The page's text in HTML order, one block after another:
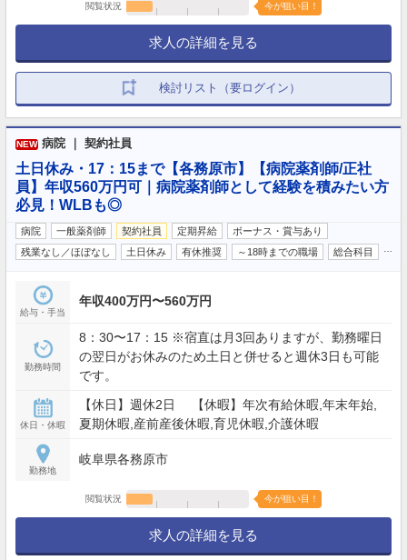
閲覧状況 今が狙い目！
求人の詳細を見る
検討リスト（要ログイン）
NEW 病院 ｜ 契約社員
土日休み・17：15まで【各務原市】【病院薬剤師/正社
員】年収560万円可｜病院薬剤師として経験を積みたい方
必見！WLBも◎
病院 一般薬剤師 契約社員 定期昇給
ボーナス・賞与あり
残業なし／ほぼなし
土日休み 有休推奨 ～18時までの職場 総合科目
給与・手当
年収400万円〜560万円
勤務時間
8：30〜17：15 ※宿直は月3回ありますが、勤務曜日
の翌日がお休みのため土日と併せると週休3日も可能
です。
休日・休暇
【休日】週休2日 【休暇】年次有給休暇,年末年始,
夏期休暇,産前産後休暇,育児休暇,介護休暇
勤務地
岐阜県各務原市
閲覧状況 今が狙い目！
求人の詳細を見る